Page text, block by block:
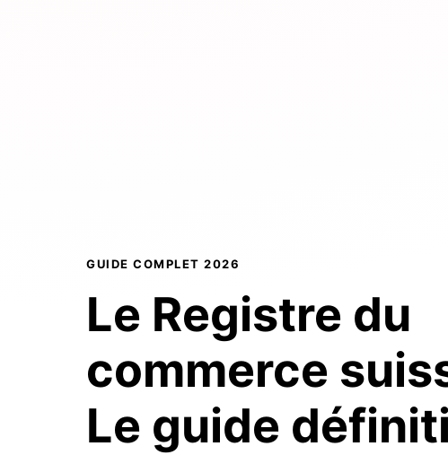
GUIDE COMPLET 2026
Le Registre du
commerce
Le guide